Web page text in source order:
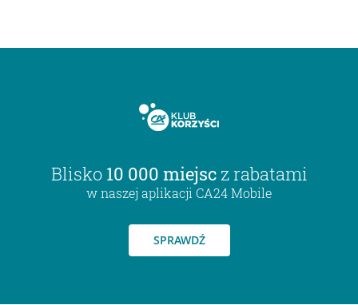
Blisko 10 000 miejsc z rabatami
w naszej aplikacji CA24 Mobile
SPRAWDŹ